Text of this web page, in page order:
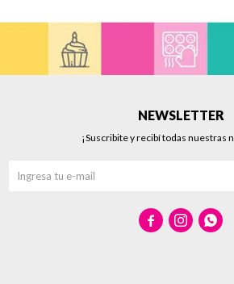
NEWSLETTER
¡Suscribite y recibí todas nuestras
  